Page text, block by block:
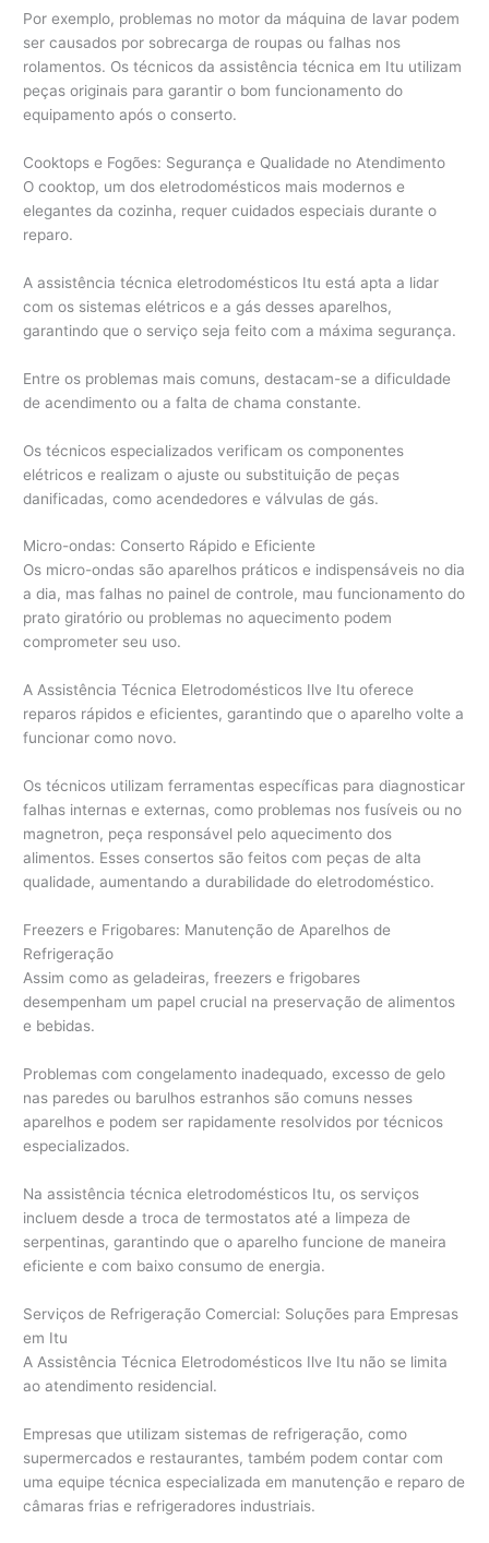
Por exemplo, problemas no motor da máquina de lavar podem
ser causados por sobrecarga de roupas ou falhas nos
rolamentos. Os técnicos da assistência técnica em Itu utilizam
peças originais para garantir o bom funcionamento do
equipamento após o conserto.
Cooktops e Fogões: Segurança e Qualidade no Atendimento
O cooktop, um dos eletrodomésticos mais modernos e
elegantes da cozinha, requer cuidados especiais durante o
reparo.
A assistência técnica eletrodomésticos Itu está apta a lidar
com os sistemas elétricos e a gás desses aparelhos,
garantindo que o serviço seja feito com a máxima segurança.
Entre os problemas mais comuns, destacam-se a dificuldade
de acendimento ou a falta de chama constante.
Os técnicos especializados verificam os componentes
elétricos e realizam o ajuste ou substituição de peças
danificadas, como acendedores e válvulas de gás.
Micro-ondas: Conserto Rápido e Eficiente
Os micro-ondas são aparelhos práticos e indispensáveis no dia
a dia, mas falhas no painel de controle, mau funcionamento do
prato giratório ou problemas no aquecimento podem
comprometer seu uso.
A Assistência Técnica Eletrodomésticos Ilve Itu oferece
reparos rápidos e eficientes, garantindo que o aparelho volte a
funcionar como novo.
Os técnicos utilizam ferramentas específicas para diagnosticar
falhas internas e externas, como problemas nos fusíveis ou no
magnetron, peça responsável pelo aquecimento dos
alimentos. Esses consertos são feitos com peças de alta
qualidade, aumentando a durabilidade do eletrodoméstico.
Freezers e Frigobares: Manutenção de Aparelhos de
Refrigeração
Assim como as geladeiras, freezers e frigobares
desempenham um papel crucial na preservação de alimentos
e bebidas.
Problemas com congelamento inadequado, excesso de gelo
nas paredes ou barulhos estranhos são comuns nesses
aparelhos e podem ser rapidamente resolvidos por técnicos
especializados.
Na assistência técnica eletrodomésticos Itu, os serviços
incluem desde a troca de termostatos até a limpeza de
serpentinas, garantindo que o aparelho funcione de maneira
eficiente e com baixo consumo de energia.
Serviços de Refrigeração Comercial: Soluções para Empresas
em Itu
A Assistência Técnica Eletrodomésticos Ilve Itu não se limita
ao atendimento residencial.
Empresas que utilizam sistemas de refrigeração, como
supermercados e restaurantes, também podem contar com
uma equipe técnica especializada em manutenção e reparo de
câmaras frias e refrigeradores industriais.